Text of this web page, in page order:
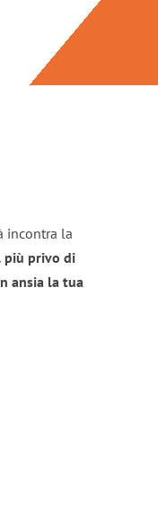
incontra la
più privo di
ansia la tua